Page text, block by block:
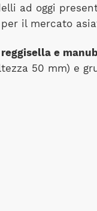
ad oggi
il mercato
reggisella e
50 mm) e